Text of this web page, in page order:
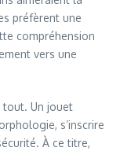
préfèrent une
compréhension
vers une
Un jouet
s’inscrire
À ce titre,